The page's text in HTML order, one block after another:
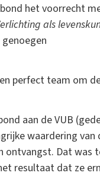
het voorrecht
als
perfect team om
aan de VUB
waardering
ontvangst. Dat
resultaat dat ze